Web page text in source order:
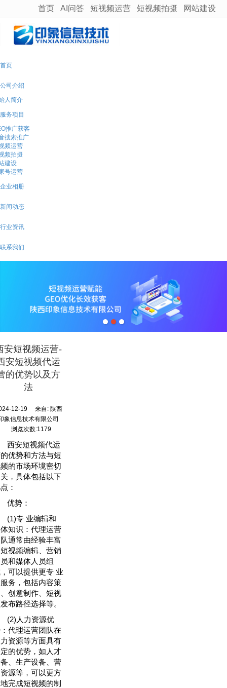
很遗憾，因您的浏览器版本过低导致无法获得最佳浏览体验，推荐下载安装谷歌浏览器！
首页 AI问答 短视频运营 短视频拍摄 网站建设
首页
公司介绍
人简介
服务项目
推广获客
搜索推广
频运营
频拍摄
建设
号运营
企业相册
新闻动态
行业资讯
联系我们
安短视频运营-
安短视频代运
的优势以及方
法
12-19 来自: 陕西
象信息技术有限公司
浏览次数:1179
西安短视频代运
优势和方法与短
的市场环境密切
，具体包括以下
：
优势：
(1)专 业编辑和
知识：代理运营
通常由经验丰富
视频编辑、营销
和媒体人员组
可以提供更专 业
务，包括内容策
创意制作、短视
布路径选择等。
(2)人力资源优
代理运营团队在
资源等方面具有
的优势，如人才
、生产设备、营
源等，可以更方
完成短视频的制